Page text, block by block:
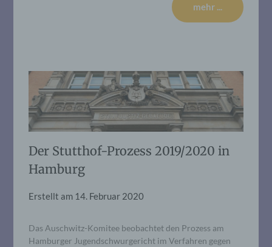
mehr ...
Der Stutthof-Prozess 2019/2020 in
Hamburg
Erstellt am 14. Februar 2020
Das Auschwitz-Komitee beobachtet den Prozess am
Hamburger Jugendschwurgericht im Verfahren gegen